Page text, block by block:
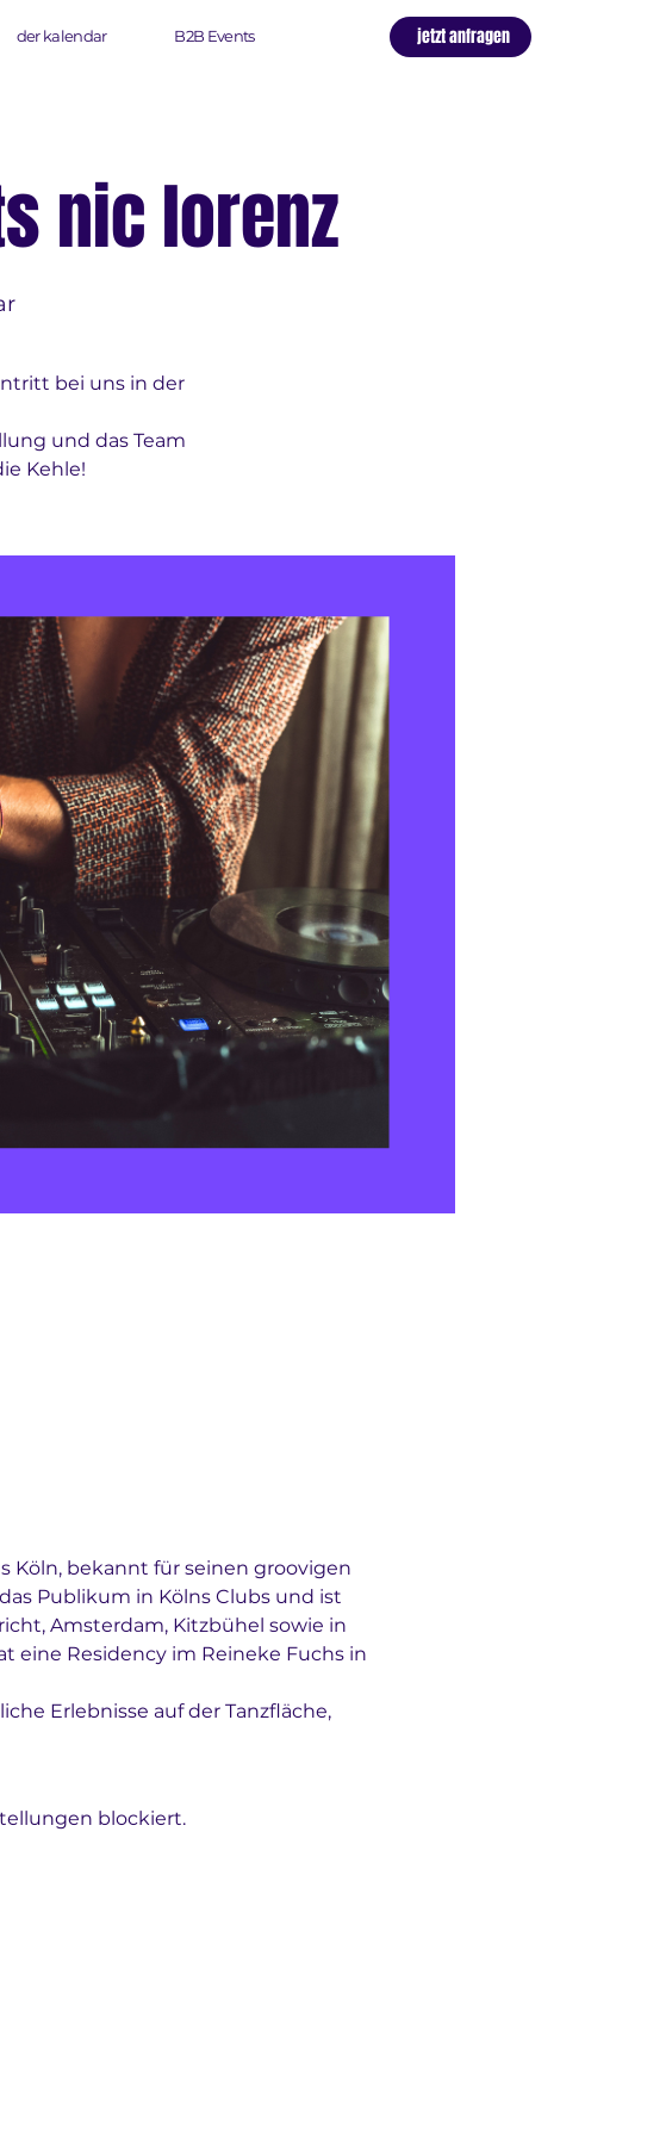
der kalendar B2B Events jetzt anfragen
nic lorenz
bei uns in der
und das Team
Kehle!
Köln, bekannt für seinen groovigen
Publikum in Kölns Clubs und ist
Amsterdam, Kitzbühel sowie in
eine Residency im Reineke Fuchs in
Erlebnisse auf der Tanzfläche,
blockiert.